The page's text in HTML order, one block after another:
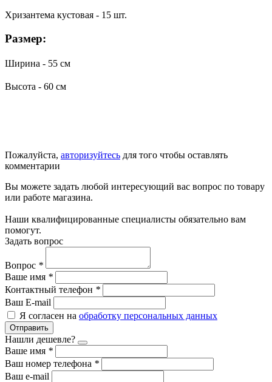
Хризантема кустовая - 15 шт.
Размер:
Ширина - 55 см
Высота - 60 см
Пожалуйста, авторизуйтесь для того чтобы оставлять
комментарии
Вы можете задать любой интересующий вас вопрос по товару
или работе магазина.
Наши квалифицированные специалисты обязательно вам
помогут.
Задать вопрос
Вопрос *
Ваше имя *
Контактный телефон *
Ваш E-mail
Я согласен на обработку персональных данных
Отправить
Нашли дешевле?
Ваше имя *
Ваш номер телефона *
Ваш e-mail